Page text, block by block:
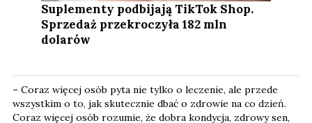
Suplementy podbijają TikTok Shop.
Sprzedaż przekroczyła 182 mln
dolarów
– Coraz więcej osób pyta nie tylko o leczenie, ale przede
wszystkim o to, jak skutecznie dbać o zdrowie na co dzień.
Coraz więcej osób rozumie, że dobra kondycja, zdrowy sen,